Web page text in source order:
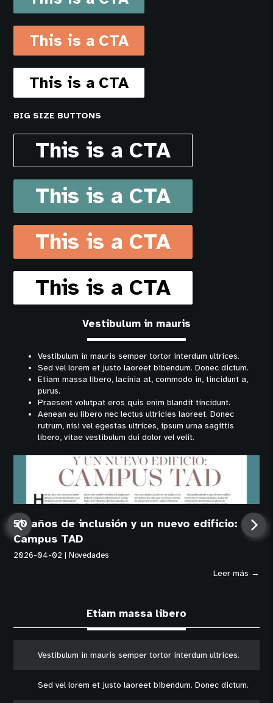
This is a CTA
This is a CTA
BIG SIZE BUTTONS
This is a CTA
This is a CTA
This is a CTA
This is a CTA
Vestibulum in mauris
Vestibulum in mauris semper tortor interdum ultrices.
Sed vel lorem et justo laoreet bibendum. Donec dictum.
Etiam massa libero, lacinia at, commodo in, tincidunt a,
purus.
Praesent volutpat eros quis enim blandit tincidunt.
Aenean eu libero nec lectus ultricies laoreet. Donec
rutrum, nisi vel egestas ultrices, ipsum urna sagittis
libero, vitae vestibulum dui dolor vel velit.
50 años de inclusión y un nuevo edificio:
Campus TAD
2026-04-02 |Novedades
Leer más →
Etiam massa libero
Vestibulum in mauris semper tortor interdum ultrices.
Sed vel lorem et justo laoreet bibendum. Donec dictum.